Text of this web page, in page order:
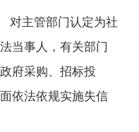
对主管部门认定为社
当事人，有关部门
府采购、招标投
依法依规实施失信